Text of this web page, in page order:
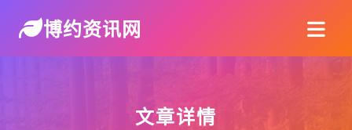
博约资讯网
文章详情